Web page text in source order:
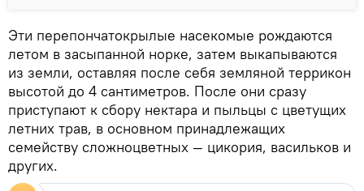
Эти перепончатокрылые насекомые рождаются
летом в засыпанной норке, затем выкапываются
из земли, оставляя после себя земляной террикон
высотой до 4 сантиметров. После они сразу
приступают к сбору нектара и пыльцы с цветущих
летних трав, в основном принадлежащих
семейству сложноцветных — цикория, васильков и
других.